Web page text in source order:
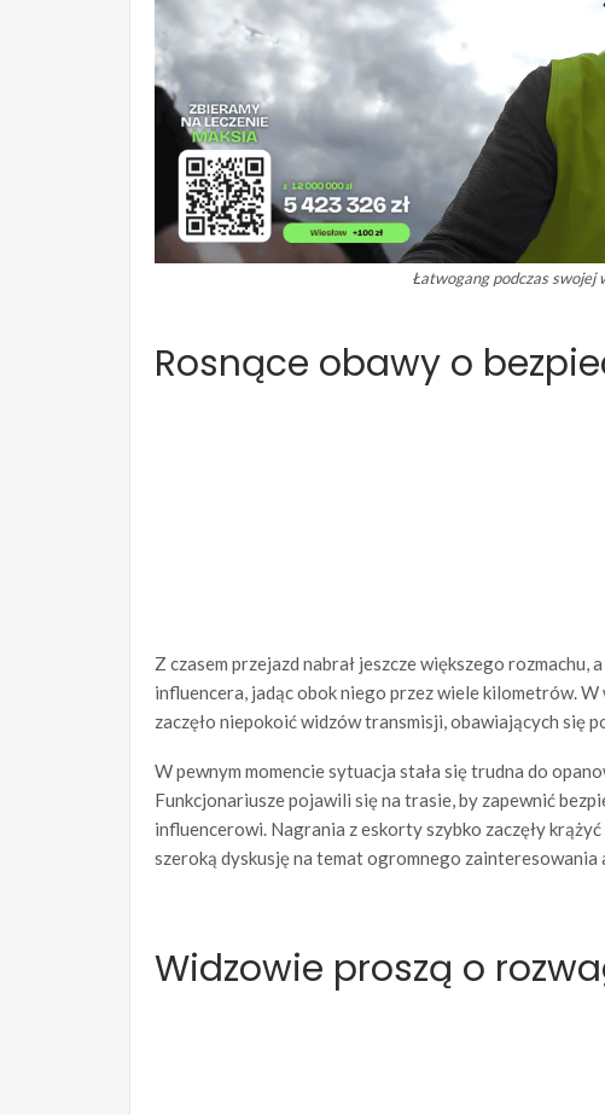
Łatwogang podczas swojej
Rosnące obawy o
Z czasem przejazd nabrał jeszcze większego rozmachu,
influencera, jadąc obok niego przez wiele kilometrów. W
zaczęło niepokoić widzów transmisji, obawiających się
W pewnym momencie sytuacja stała się trudna do
Funkcjonariusze pojawili się na trasie, by zapewnić
influencerowi. Nagrania z eskorty szybko zaczęły
szeroką dyskusję na temat ogromnego zainteresowania
Widzowie proszą o